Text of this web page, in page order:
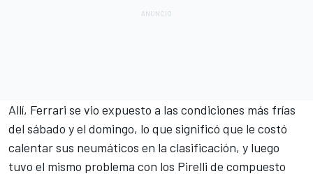
Allí, Ferrari se vio expuesto a las condiciones más frías
del sábado y el domingo, lo que significó que le costó
calentar sus neumáticos en la clasificación, y luego
tuvo el mismo problema con los Pirelli de compuesto